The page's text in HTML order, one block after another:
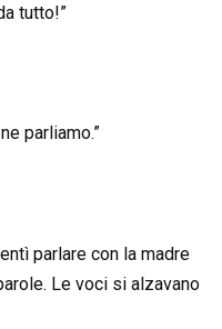
tutto!”
parliamo.”
parlare con la madre
Le voci si alzavano